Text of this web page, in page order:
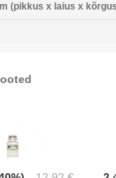
(pikkus x laius x